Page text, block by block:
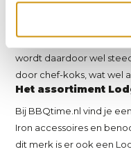
Een nadeel van de
vaatwasser kan. Na
afwassen, het liefst
wordt daardoor wel
door chef-koks, wat wel
Het assortiment
Bij BBQtime.nl vind je
Iron accessoires en
dit merk is er ook een